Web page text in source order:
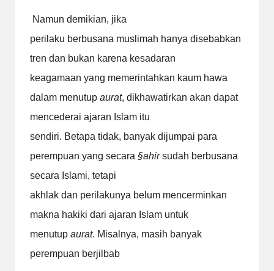
Namun demikian, jika
perilaku berbusana muslimah hanya disebabkan
tren dan bukan karena kesadaran
keagamaan yang memerintahkan kaum hawa
dalam menutup aurat, dikhawatirkan akan dapat
mencederai ajaran Islam itu
sendiri. Betapa tidak, banyak dijumpai para
perempuan yang secara §ahirsudah berbusana
secara Islami, tetapi
akhlak dan perilakunya belum mencerminkan
makna hakiki dari ajaran Islam untuk
menutup aurat. Misalnya, masih banyak
perempuan berjilbab